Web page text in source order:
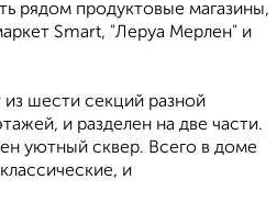
рядом продуктовые магазины,
Smart, "Леруа Мерлен" и
шести секций разной
и разделен на две части.
уютный сквер. Всего в доме
и